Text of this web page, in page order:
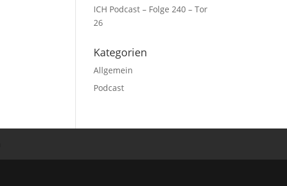
ICH Podcast – Folge 240 – Tor
26
Kategorien
Allgemein
Podcast